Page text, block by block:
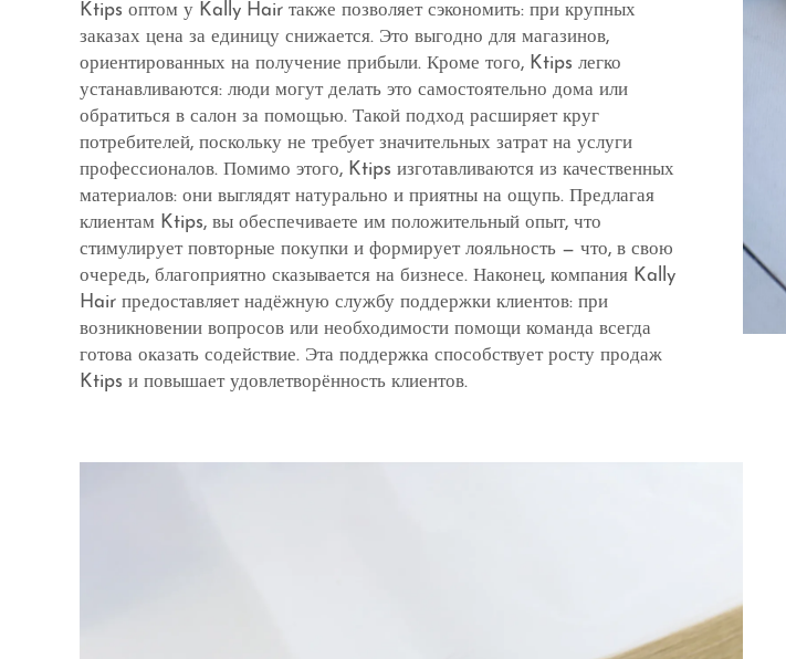
Ktips оптом у Kally Hair также позволяет сэкономить: при крупных
заказах цена за единицу снижается. Это выгодно для магазинов,
ориентированных на получение прибыли. Кроме того, Ktips легко
устанавливаются: люди могут делать это самостоятельно дома или
обратиться в салон за помощью. Такой подход расширяет круг
потребителей, поскольку не требует значительных затрат на услуги
профессионалов. Помимо этого, Ktips изготавливаются из качественных
материалов: они выглядят натурально и приятны на ощупь. Предлагая
клиентам Ktips, вы обеспечиваете им положительный опыт, что
стимулирует повторные покупки и формирует лояльность — что, в свою
очередь, благоприятно сказывается на бизнесе. Наконец, компания Kally
Hair предоставляет надёжную службу поддержки клиентов: при
возникновении вопросов или необходимости помощи команда всегда
готова оказать содействие. Эта поддержка способствует росту продаж
Ktips и повышает удовлетворённость клиентов.